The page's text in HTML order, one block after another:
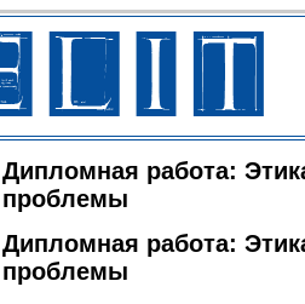
Дипломная работа:
проблемы
Дипломная работа:
проблемы